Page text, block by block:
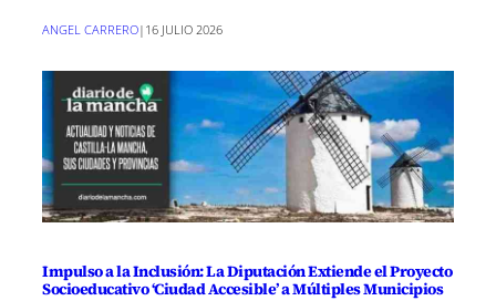
ANGEL CARRERO| 16 JULIO 2026
Impulso a la Inclusión: La Diputación Extiende el Proyecto
Socioeducativo ‘Ciudad Accesible’ a Múltiples Municipios